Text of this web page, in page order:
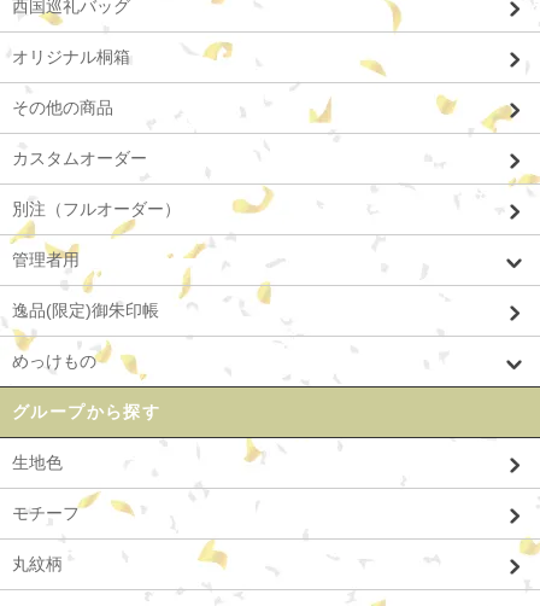
西国巡礼バッグ
オリジナル桐箱
その他の商品
カスタムオーダー
別注（フルオーダー）
管理者用
逸品(限定)御朱印帳
めっけもの
グループから探す
生地色
モチーフ
丸紋柄